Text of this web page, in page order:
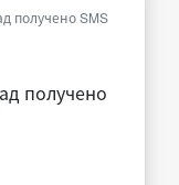
получено SMS
получено